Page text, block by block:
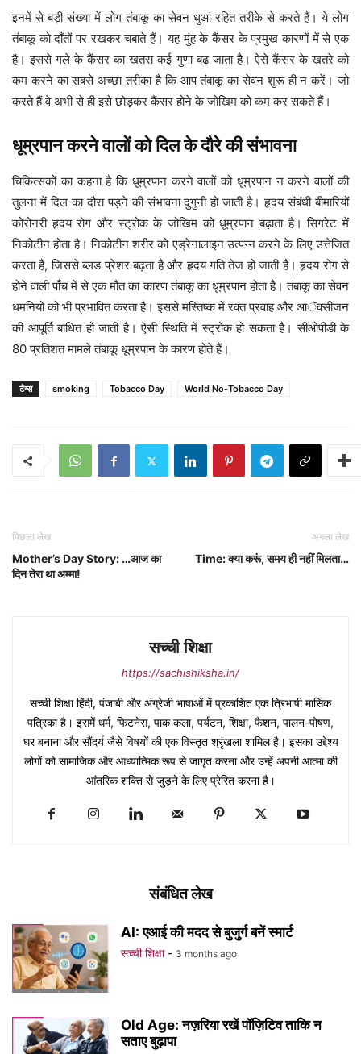
इनमें से बड़ी संख्या में लोग तंबाकू का सेवन धुआं रहित तरीके से करते हैं। ये लोग
तंबाकू को दाँतों पर रखकर चबाते हैं। यह मुंह के कैंसर के प्रमुख कारणों में से एक
है। इससे गले के कैंसर का खतरा कई गुणा बढ़ जाता है। ऐसे कैंसर के खतरे को
कम करने का सबसे अच्छा तरीका है कि आप तंबाकू का सेवन शुरू ही न करें। जो
करते हैं वे अभी से ही इसे छोड़कर कैंसर होने के जोखिम को कम कर सकते हैं।
धूम्रपान करने वालों को दिल के दौरे की संभावना
चिकित्सकों का कहना है कि धूम्रपान करने वालों को धूम्रपान न करने वालों की
तुलना में दिल का दौरा पड़ने की संभावना दुगुनी हो जाती है। हृदय संबंधी बीमारियों
कोरोनरी हृदय रोग और स्ट्रोक के जोखिम को धूम्रपान बढ़ाता है। सिगरेट में
निकोटीन होता है। निकोटीन शरीर को एड्रेनालाइन उत्पन्न करने के लिए उत्तेजित
करता है, जिससे ब्लड प्रेशर बढ़ता है और हृदय गति तेज हो जाती है। हृदय रोग से
होने वाली पाँच में से एक मौत का कारण तंबाकू का धूम्रपान होता है। तंबाकू का सेवन
धमनियों को भी प्रभावित करता है। इससे मस्तिष्क में रक्त प्रवाह और आॅक्सीजन
की आपूर्ति बाधित हो जाती है। ऐसी स्थिति में स्ट्रोक हो सकता है। सीओपीडी के
80 प्रतिशत मामले तंबाकू धूम्रपान के कारण होते हैं।
टैग्स smoking Tobacco Day World No-Tobacco Day
पिछला लेख
Mother’s Day Story: …आज का
दिन तेरा था अम्मा!
अगला लेख
Time: क्या करूं, समय ही नहीं मिलता…
सच्ची शिक्षा
https://sachishiksha.in/
सच्ची शिक्षा हिंदी, पंजाबी और अंग्रेजी भाषाओं में प्रकाशित एक त्रिभाषी मासिक
पत्रिका है। इसमें धर्म, फिटनेस, पाक कला, पर्यटन, शिक्षा, फैशन, पालन-पोषण,
घर बनाना और सौंदर्य जैसे विषयों की एक विस्तृत श्रृंखला शामिल है। इसका उद्देश्य
लोगों को सामाजिक और आध्यात्मिक रूप से जागृत करना और उन्हें अपनी आत्मा की
आंतरिक शक्ति से जुड़ने के लिए प्रेरित करना है।
संबंधित लेख
AI: एआई की मदद से बुजुर्ग बनें स्मार्ट
सच्ची शिक्षा - 3 months ago
Old Age: नज़रिया रखें पॉज़िटिव ताकि न
सताए बुढ़ापा